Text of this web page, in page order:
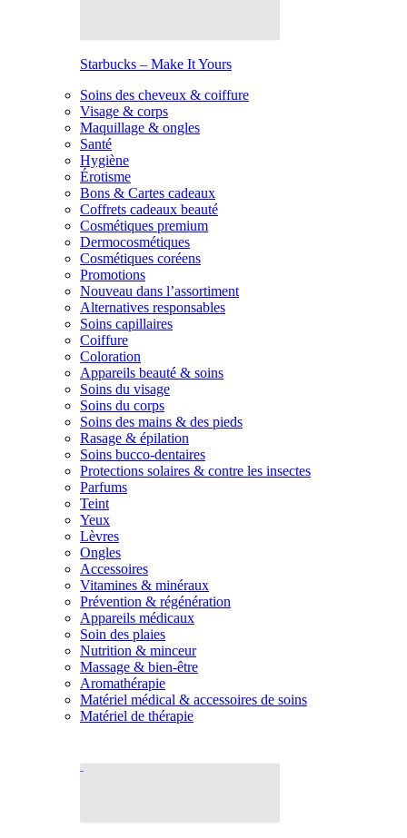
Starbucks – Make It Yours
Soins des cheveux & coiffure
Visage & corps
Maquillage & ongles
Santé
Hygiène
Érotisme
Bons & Cartes cadeaux
Coffrets cadeaux beauté
Cosmétiques premium
Dermocosmétiques
Cosmétiques coréens
Promotions
Nouveau dans l’assortiment
Alternatives responsables
Soins capillaires
Coiffure
Coloration
Appareils beauté & soins
Soins du visage
Soins du corps
Soins des mains & des pieds
Rasage & épilation
Soins bucco-dentaires
Protections solaires & contre les insectes
Parfums
Teint
Yeux
Lèvres
Ongles
Accessoires
Vitamines & minéraux
Prévention & régénération
Appareils médicaux
Soin des plaies
Nutrition & minceur
Massage & bien-être
Aromathérapie
Matériel médical & accessoires de soins
Matériel de thérapie